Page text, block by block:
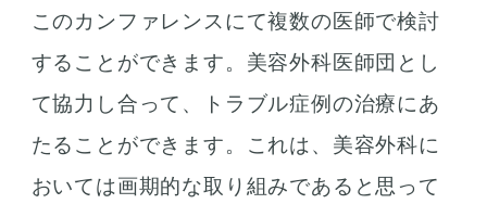
このカンファレンスにて複数の医師で検討
することができます。美容外科医師団とし
て協力し合って、トラブル症例の治療にあ
たることができます。これは、美容外科に
おいては画期的な取り組みであると思って